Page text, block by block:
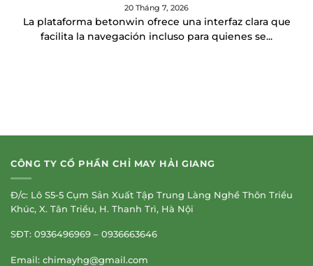
20 Tháng 7, 2026
La plataforma betonwin ofrece una interfaz clara que
facilita la navegación incluso para quienes se...
CÔNG TY CỔ PHẦN CHỈ MAY HẢI GIANG
Đ/c: Lô S5-5 Cụm Sản Xuất Tập Trung Làng Nghề Thôn Triều
Khúc, X. Tân Triều, H. Thanh Trì, Hà Nội
SĐT: 0936496969 – 0936663646
Email: chimayhg@gmail.com